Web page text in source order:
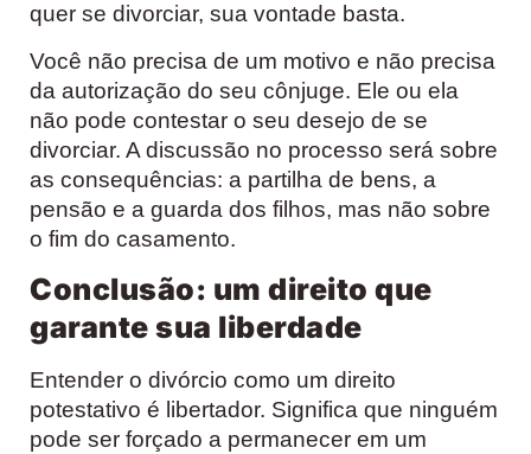
quer se divorciar, sua vontade basta.
Você não precisa de um motivo e não precisa
da autorização do seu cônjuge. Ele ou ela
não pode contestar o seu desejo de se
divorciar. A discussão no processo será sobre
as consequências: a partilha de bens, a
pensão e a guarda dos filhos, mas não sobre
o fim do casamento.
Conclusão: um direito que
garante sua liberdade
Entender o divórcio como um direito
potestativo é libertador. Significa que ninguém
pode ser forçado a permanecer em um